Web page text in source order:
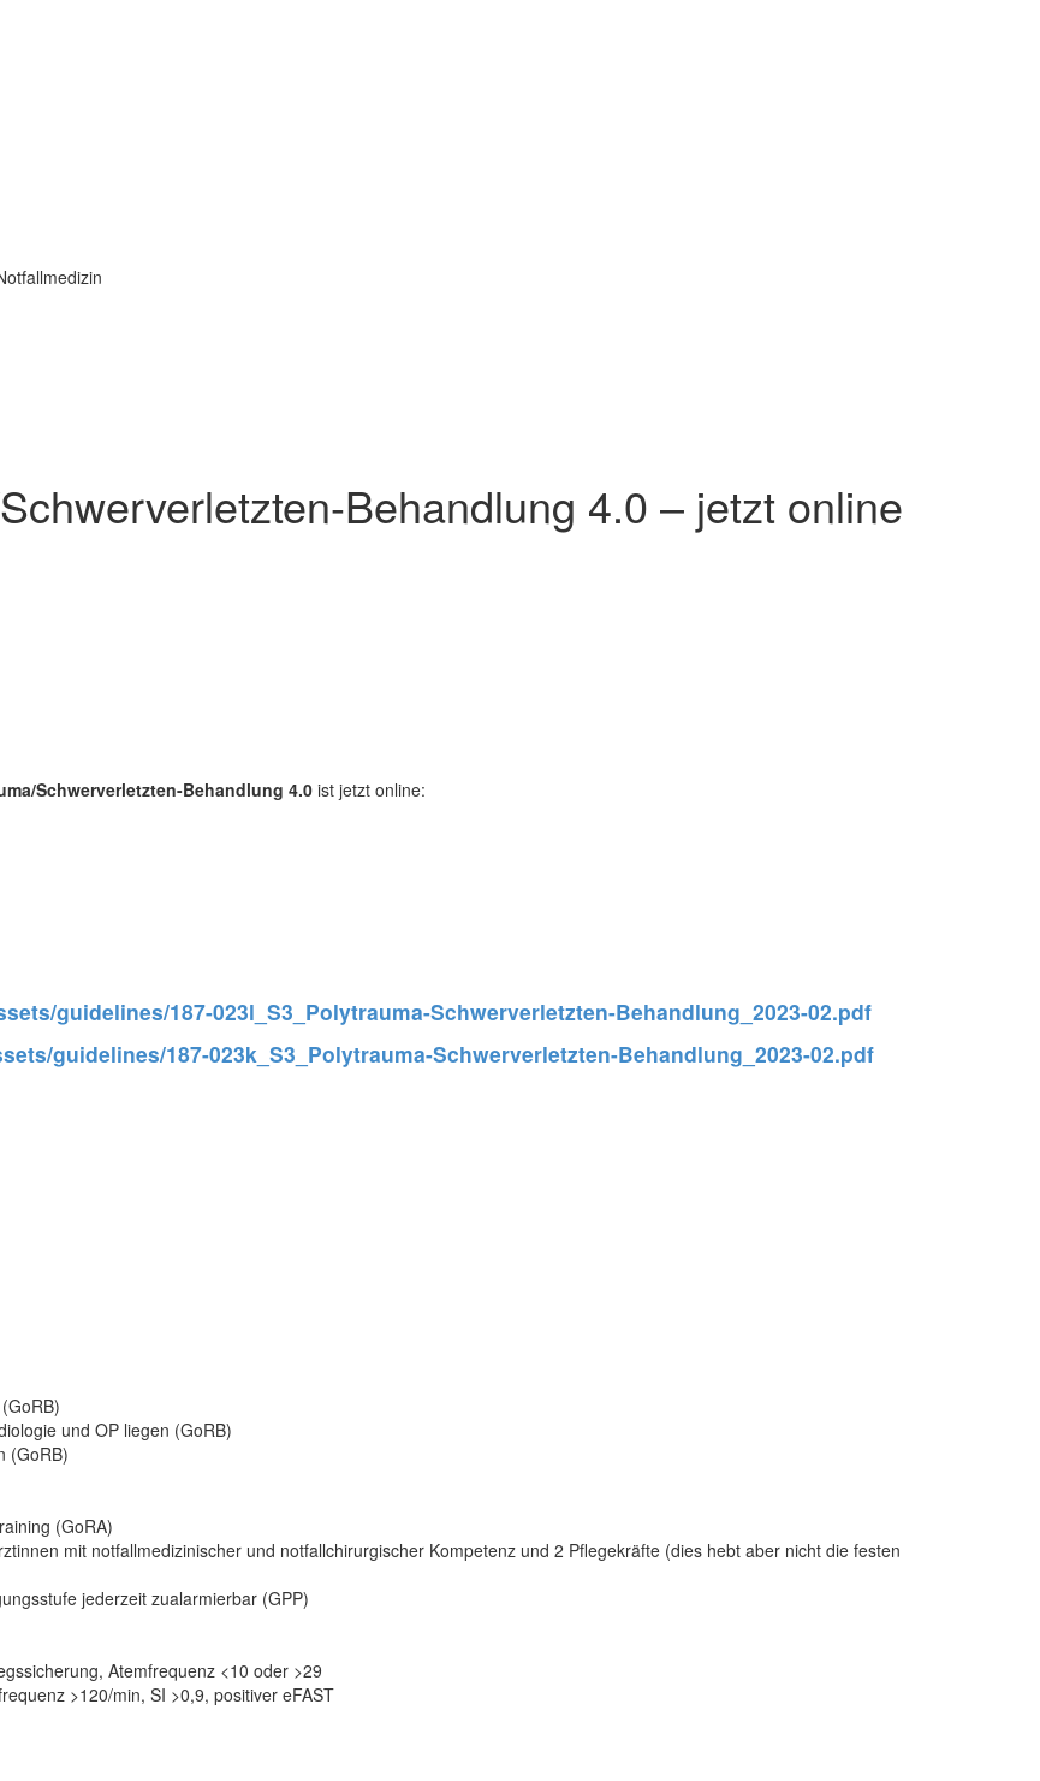
Behandlung 4.0 – jetzt online
Schwerverletzten-Behandlung 4.0 ist jetzt online:
guidelines/187-023l_S3_Polytrauma-Schwerverletzten-Behandlung_2023-02.pdf
guidelines/187-023k_S3_Polytrauma-Schwerverletzten-Behandlung_2023-02.pdf
und OP liegen (GoRB)
(GoRB)
(GoRA)
mit notfallmedizinischer und notfallchirurgischer Kompetenz und 2 Pflegekräfte (dies hebt aber nicht die festen
jederzeit zualarmierbar (GPP)
Atemfrequenz <10 oder >29
>120/min, SI >0,9, positiver eFAST